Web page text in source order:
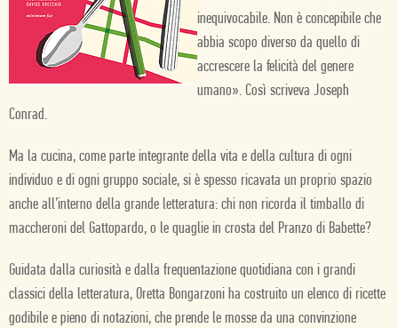
inequivocabile. Non è concepibile che
abbia scopo diverso da quello di
accrescere la felicità del genere
umano». Così scriveva Joseph
Conrad.
Ma la cucina, come parte integrante della vita e della cultura di ogni
individuo e di ogni gruppo sociale, si è spesso ricavata un proprio spazio
anche all’interno della grande letteratura: chi non ricorda il timballo di
maccheroni del Gattopardo, o le quaglie in crosta del Pranzo di Babette?
Guidata dalla curiosità e dalla frequentazione quotidiana con i grandi
classici della letteratura, Oretta Bongarzoni ha costruito un elenco di ricette
godibile e pieno di notazioni, che prende le mosse da una convinzione